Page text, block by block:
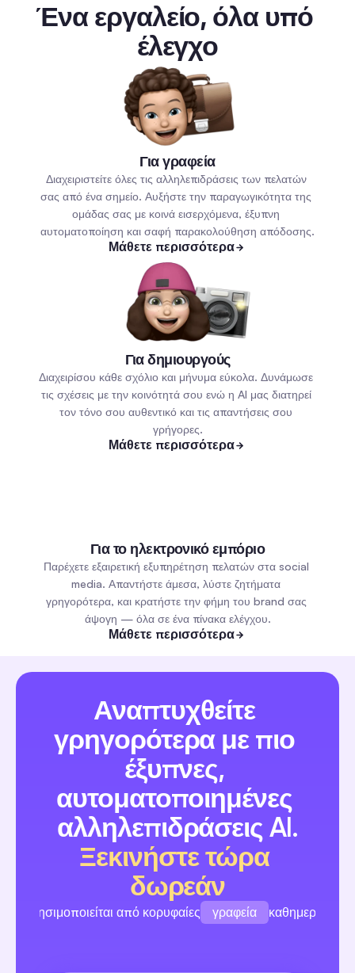
Ένα εργαλείο, όλα υπό
έλεγχο
Για γραφεία
Διαχειριστείτε όλες τις αλληλεπιδράσεις των πελατών
σας από ένα σημείο. Αυξήστε την παραγωγικότητα της
ομάδας σας με κοινά εισερχόμενα, έξυπνη
αυτοματοποίηση και σαφή παρακολούθηση απόδοσης.
Μάθετε περισσότερα
Για δημιουργούς
Διαχειρίσου κάθε σχόλιο και μήνυμα εύκολα. Δυνάμωσε
τις σχέσεις με την κοινότητά σου ενώ η AI μας διατηρεί
τον τόνο σου αυθεντικό και τις απαντήσεις σου
γρήγορες.
Μάθετε περισσότερα
Για το ηλεκτρονικό εμπόριο
Παρέχετε εξαιρετική εξυπηρέτηση πελατών στα social
media. Απαντήστε άμεσα, λύστε ζητήματα
γρηγορότερα, και κρατήστε την φήμη του brand σας
άψογη — όλα σε ένα πίνακα ελέγχου.
Μάθετε περισσότερα
Αναπτυχθείτε
γρηγορότερα με πιο
έξυπνες,
αυτοματοποιημένες
αλληλεπιδράσεις AI.
Ξεκινήστε τώρα
δωρεάν
Χρησιμοποιείται από κορυφαίες γραφεία καθημερινά